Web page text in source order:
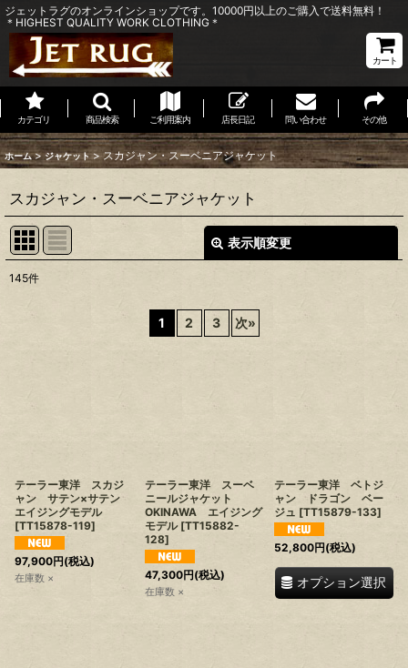
ジェットラグのオンラインショップです。10000円以上のご購入で送料無料！
＊HIGHEST QUALITY WORK CLOTHING＊
カート
カテゴリ 商品検索 ご利用案内 店長日記 問い合わせ その他
ホーム > ジャケット > スカジャン・スーベニアジャケット
スカジャン・スーベニアジャケット
表示順変更
145件
1 2 3 次»
テーラー東洋 スカジ
ャン サテン×サテン
エイジングモデル
[TT15878-119]
97,900円(税込)
在庫数 ×
テーラー東洋 スーベ
ニールジャケット
OKINAWA エイジング
モデル [TT15882-
128]
47,300円(税込)
在庫数 ×
テーラー東洋 ベトジ
ャン ドラゴン ベー
ジュ [TT15879-133]
52,800円(税込)
オプション選択